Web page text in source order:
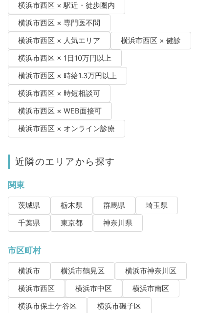
横浜市西区 × 駅近・徒歩圏内
横浜市西区 × 専門医不問
横浜市西区 × 人気エリア
横浜市西区 × 健診
横浜市西区 × 1日10万円以上
横浜市西区 × 時給1.3万円以上
横浜市西区 × 時短相談可
横浜市西区 × WEB面接可
横浜市西区 × オンライン診療
近隣のエリアから探す
関東
茨城県 栃木県 群馬県
埼玉県
千葉県
東京都 神奈川県
市区町村
横浜市 横浜市鶴見区
横浜市神奈川区
横浜市西区
横浜市中区
横浜市南区
横浜市保土ケ谷区
横浜市磯子区